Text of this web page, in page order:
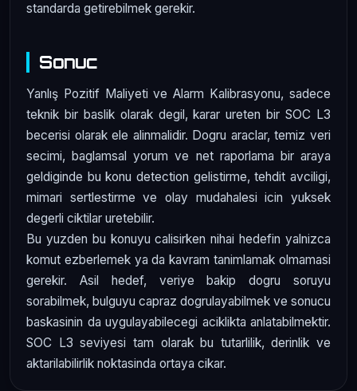
standarda getirebilmek gerekir.
Sonuc
Yanlış Pozitif Maliyeti ve Alarm Kalibrasyonu, sadece
teknik bir baslik olarak degil, karar ureten bir SOC L3
becerisi olarak ele alinmalidir. Dogru araclar, temiz veri
secimi, baglamsal yorum ve net raporlama bir araya
geldiginde bu konu detection gelistirme, tehdit avciligi,
mimari sertlestirme ve olay mudahalesi icin yuksek
degerli ciktilar uretebilir.
Bu yuzden bu konuyu calisirken nihai hedefin yalnizca
komut ezberlemek ya da kavram tanimlamak olmamasi
gerekir. Asil hedef, veriye bakip dogru soruyu
sorabilmek, bulguyu capraz dogrulayabilmek ve sonucu
baskasinin da uygulayabilecegi aciklikta anlatabilmektir.
SOC L3 seviyesi tam olarak bu tutarlilik, derinlik ve
aktarilabilirlik noktasinda ortaya cikar.